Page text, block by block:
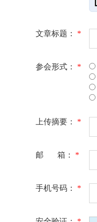
文章标题： *
参会形式： *
上传摘要： *
邮 箱： *
手机号码： *